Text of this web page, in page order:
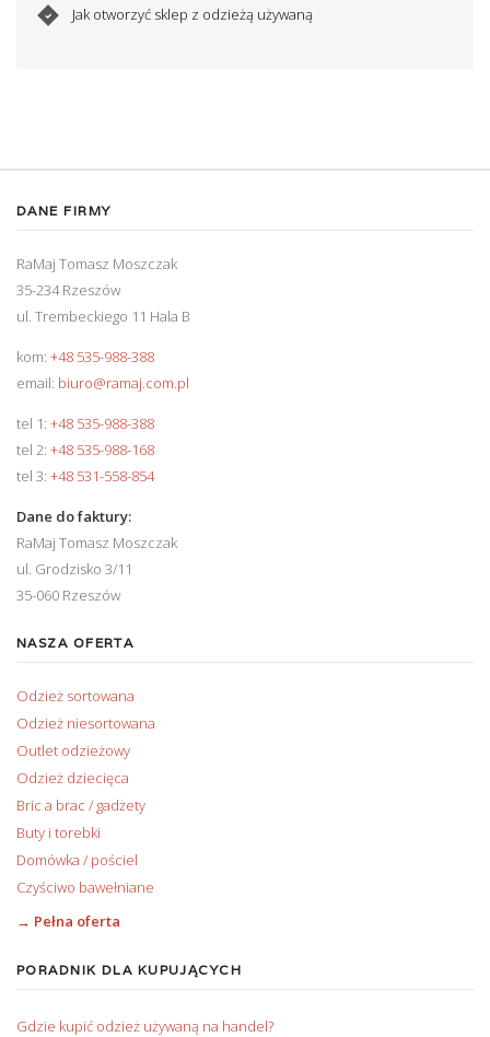
Jak otworzyć sklep z odzieżą używaną
DANE FIRMY
RaMaj Tomasz Moszczak
35-234 Rzeszów
ul. Trembeckiego 11 Hala B
kom: +48 535-988-388
email: biuro@ramaj.com.pl
tel 1: +48 535-988-388
tel 2: +48 535-988-168
tel 3: +48 531-558-854
Dane do faktury:
RaMaj Tomasz Moszczak
ul. Grodzisko 3/11
35-060 Rzeszów
NASZA OFERTA
Odzież sortowana
Odzież niesortowana
Outlet odzieżowy
Odzież dziecięca
Bric a brac / gadżety
Buty i torebki
Domówka / pościel
Czyściwo bawełniane
→ Pełna oferta
PORADNIK DLA KUPUJĄCYCH
Gdzie kupić odzież używaną na handel?